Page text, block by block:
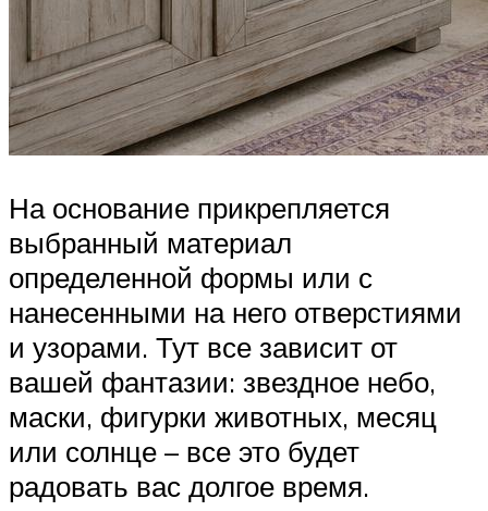
На основание прикрепляется
выбранный материал
определенной формы или с
нанесенными на него отверстиями
и узорами. Тут все зависит от
вашей фантазии: звездное небо,
маски, фигурки животных, месяц
или солнце – все это будет
радовать вас долгое время.